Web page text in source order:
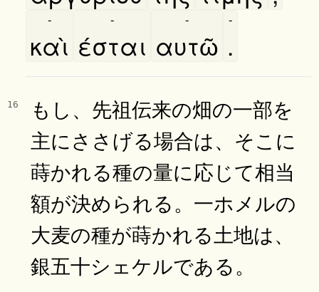
καὶ
-
έσται
-
αυτῶ
-
.
-
16
もし、先祖伝来の畑の一部を
主にささげる場合は、そこに
蒔かれる種の量に応じて相当
額が決められる。一ホメルの
大麦の種が蒔かれる土地は、
銀五十シェケルである。